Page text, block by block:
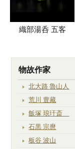
織部湯呑 五客
物故作家
北大路 魯山人
荒川 豊藏
飯塚 琅玕斎
石黒 宗麿
板谷 波山